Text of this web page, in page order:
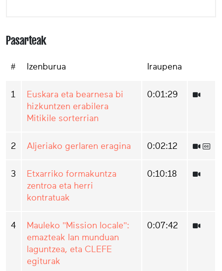
Pasarteak
# Izenburua Iraupena
1
Euskara eta bearnesa bi
hizkuntzen erabilera
Mitikile sorterrian
0:01:29
2 Aljeriako gerlaren eragina 0:02:12
3
Etxarriko formakuntza
zentroa eta herri
kontratuak
0:10:18
4
Mauleko "Mission locale":
emazteak lan munduan
laguntzea, eta CLEFE
egiturak
0:07:42